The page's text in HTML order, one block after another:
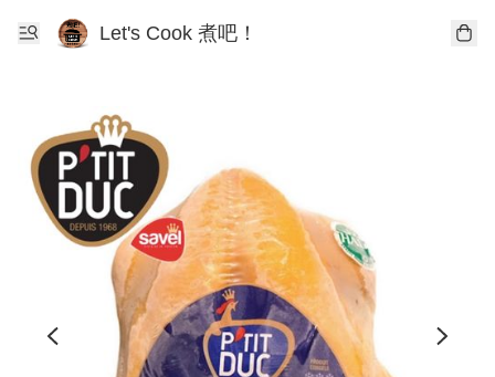
Let's Cook 煮吧！